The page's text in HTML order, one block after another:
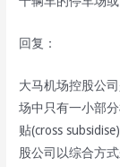
回复：
大马机场控股公
场中只有一小部
贴(cross
股公司以综合方